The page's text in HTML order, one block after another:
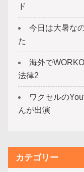
ド
今日は大暑な
た
海外で
法律2
ワクセルの
んが出演
カテゴリー